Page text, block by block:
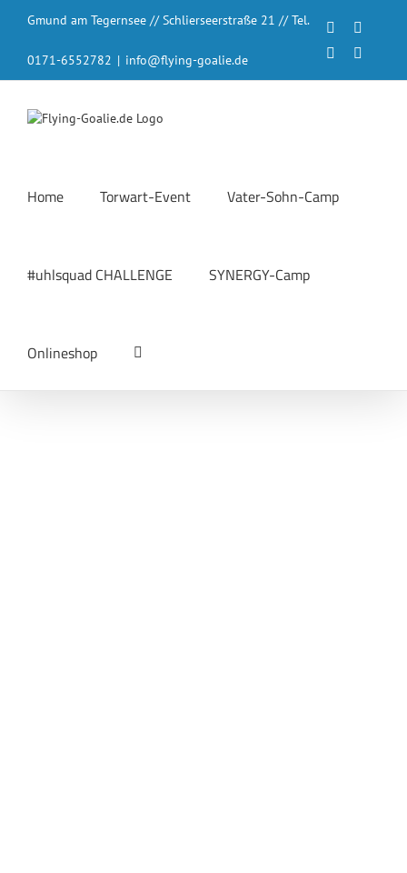
InhaltGmund am Tegernsee // Schlierseerstraße 21 // Tel.
0171-6552782 | info@flying-goalie.de
Facebook
LinkedIn
Home Torwart-Event Vater-Sohn-Camp
#uhlsquad CHALLENGE SYNERGY-Camp
Onlineshop